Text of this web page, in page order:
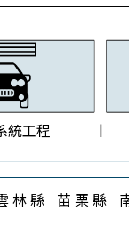
統工程 |
林 縣 苗 栗 縣